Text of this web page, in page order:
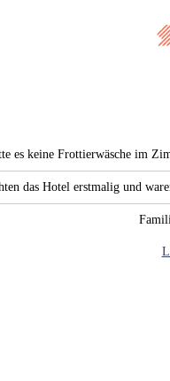
es keine Frottierwäsche im
das Hotel erstmalig und